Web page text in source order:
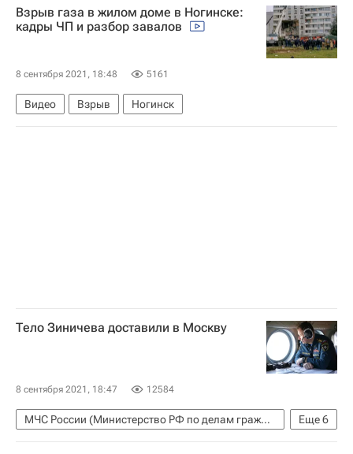
Генеральная прокуратура РФ
Бук (зенитный ракетный комплекс)
MH17. Расследование
Анастасия Иванова
Россия
Взрыв газа в жилом доме в Ногинске:
кадры ЧП и разбор завалов
8 сентября 2021, 18:48 5161
Видео Взрыв Ногинск
Тело Зиничева доставили в Москву
8 сентября 2021, 18:47 12584
Еще6
МЧС России (Министерство РФ по делам гражданской обороны, чрезвычайным ситуациям и ликвидации последствий стихийных бедствий)
Евгений Зиничев
Россия